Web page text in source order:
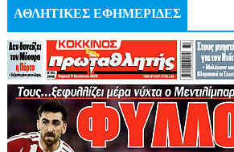
ΑΘΛΗΤΙΚΕΣ ΕΦΗΜΕΡΙΔΕΣ